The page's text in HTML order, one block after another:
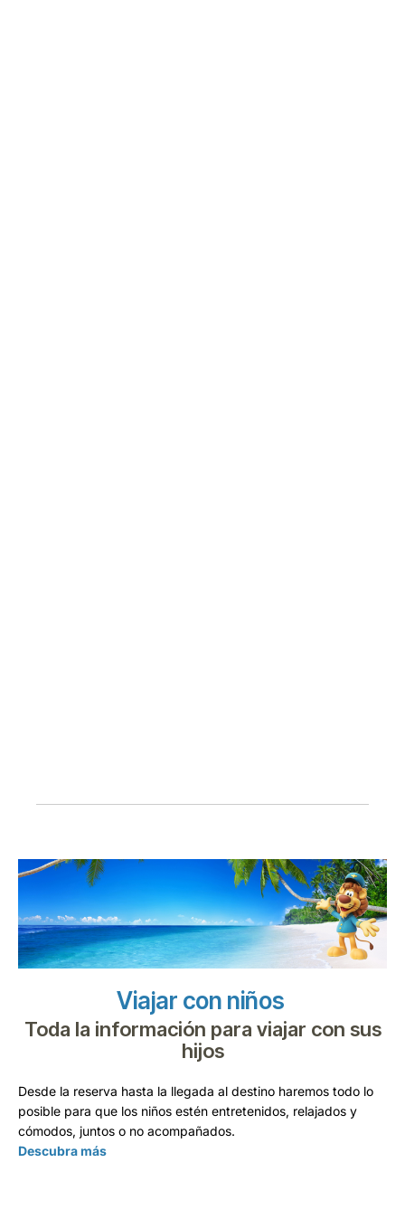
Viajar con niños
Toda la información para viajar con sus
hijos
Desde la reserva hasta la llegada al destino haremos todo lo
posible para que los niños estén entretenidos, relajados y
cómodos, juntos o no acompañados.
Descubra más